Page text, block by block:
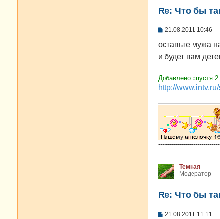
Re: Что бы
С
о
щ
и
е
21.08.2011 10:46
оставьте мужа
и будет вам
Добавлено спустя
http://
Темная
Модератор
Re: Что бы
С
21.08.2011 11:11